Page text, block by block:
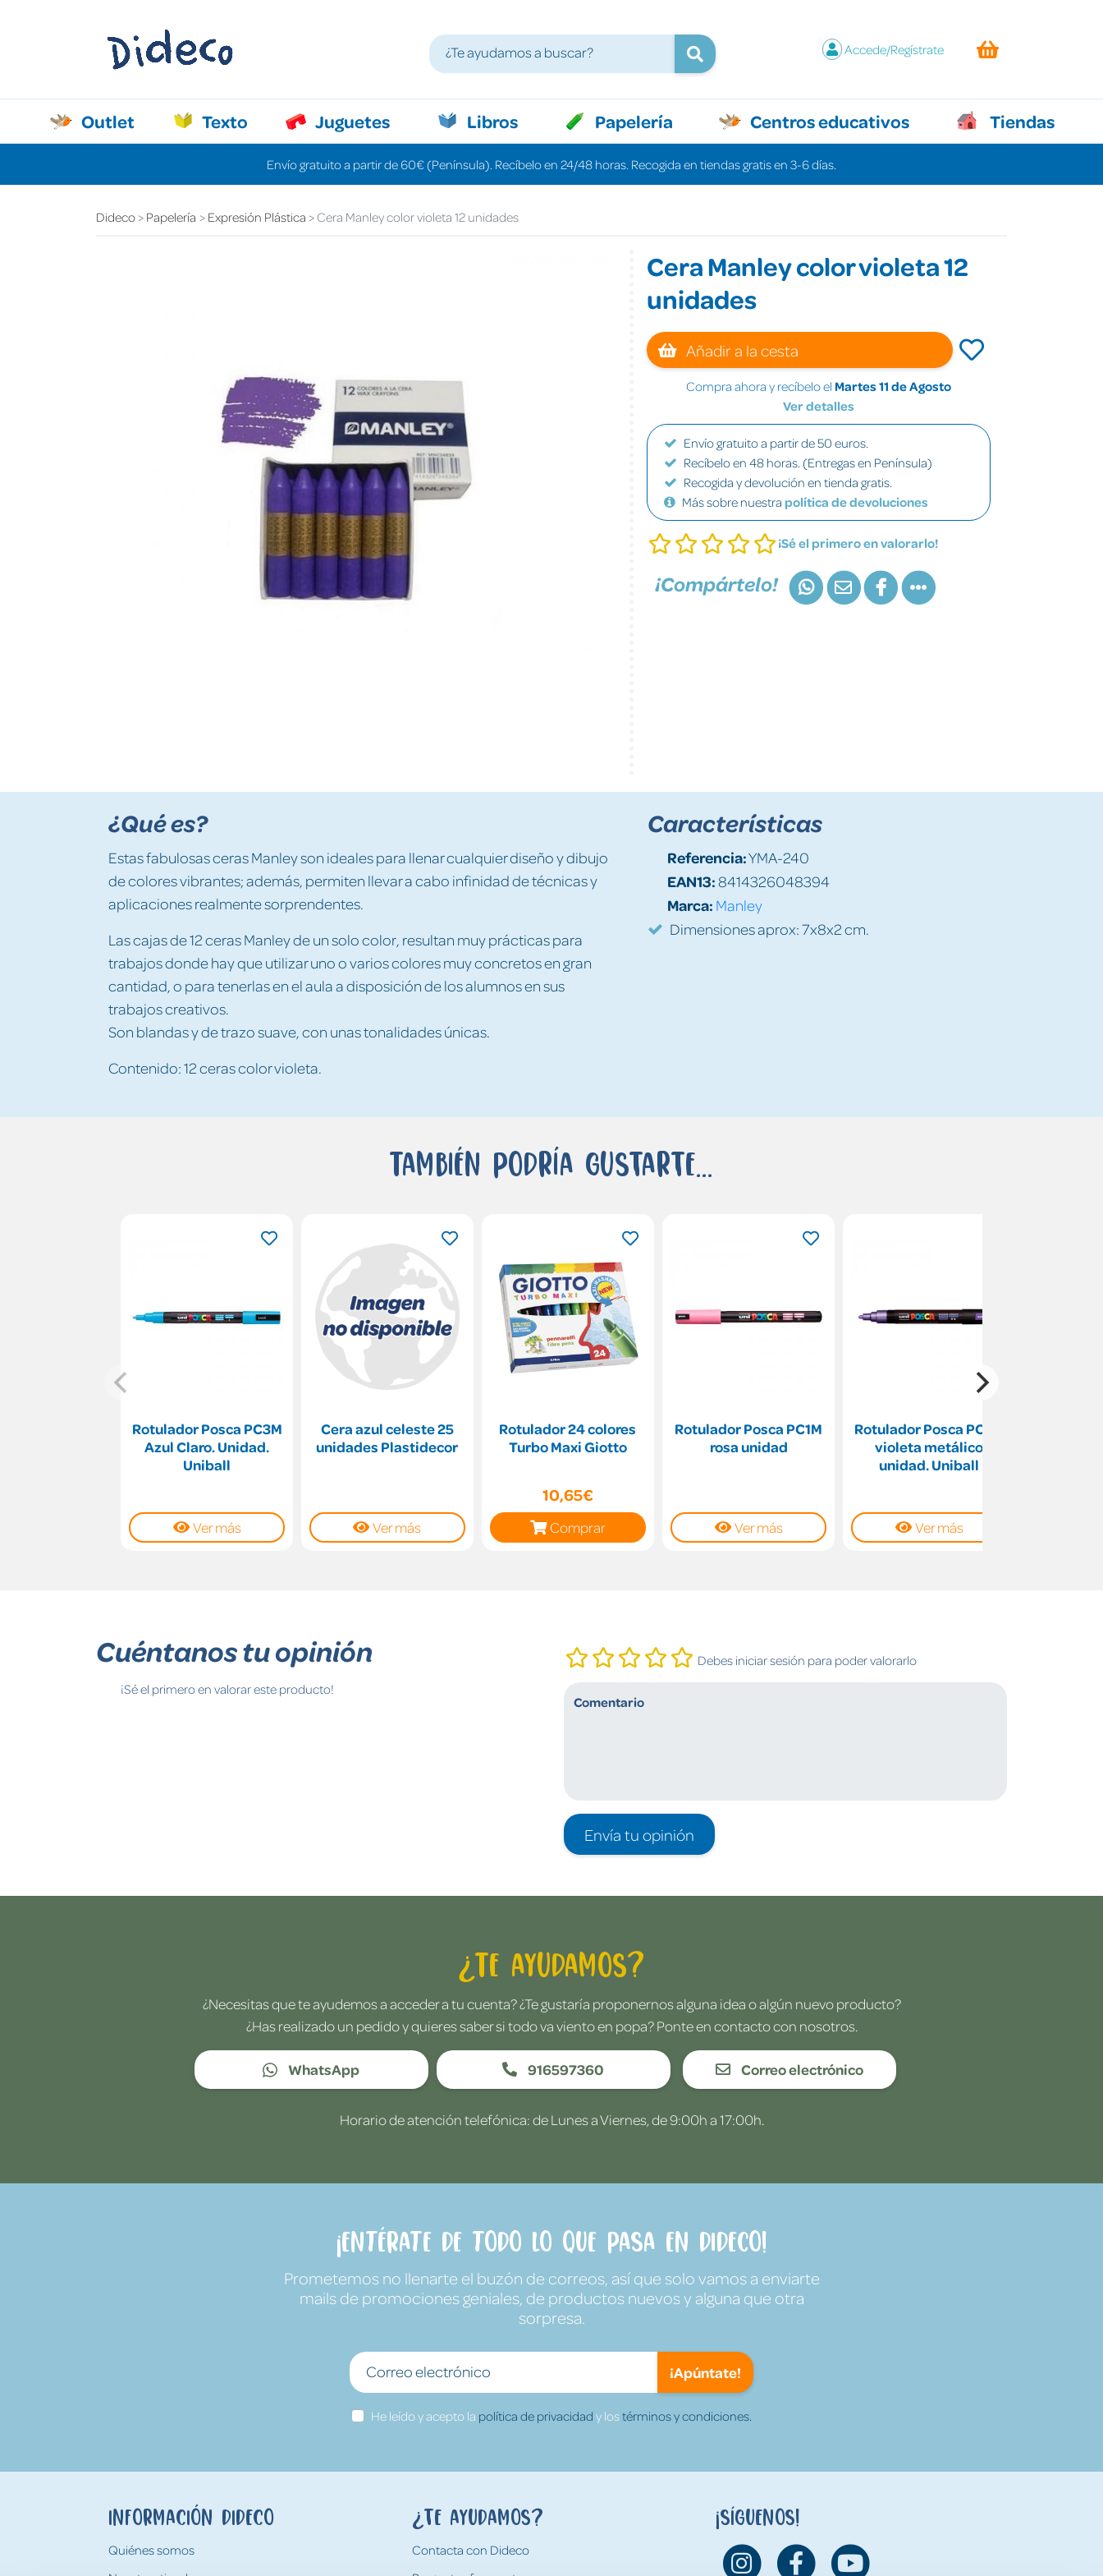
Accede/Regístrate
Outlet Texto Juguetes Libros Papelería Centros educativos Tiendas
Envío gratuito a partir de 60€ (Península). Recíbelo en 24/48 horas. Recogida en tiendas gratis en 3-6 días.
Dideco Papelería Expresión Plástica Cera Manley color violeta 12 unidades
Cera Manley color violeta 12
unidades
Añadir a la cesta
Compra ahora y recíbelo el Martes 11 de Agosto
Ver detalles
Envío gratuito a partir de 50 euros.
Recíbelo en 48 horas. (Entregas en Península)
Recogida y devolución en tienda gratis.
Más sobre nuestra política de devoluciones
¡Sé el primero en valorarlo!
¡Compártelo!
¿Qué es?
Estas fabulosas ceras Manley son ideales para llenar cualquier diseño y dibujo
de colores vibrantes; además, permiten llevar a cabo infinidad de técnicas y
aplicaciones realmente sorprendentes.
Las cajas de 12 ceras Manley de un solo color, resultan muy prácticas para
trabajos donde hay que utilizar uno o varios colores muy concretos en gran
cantidad, o para tenerlas en el aula a disposición de los alumnos en sus
trabajos creativos.
Son blandas y de trazo suave, con unas tonalidades únicas.
Contenido: 12 ceras color violeta.
Características
Referencia:YMA-240
EAN13:8414326048394
Marca: Manley
Dimensiones aprox: 7x8x2 cm.
También podría gustarte...
Rotulador Posca PC3M
Azul Claro. Unidad.
Uniball
Ver más
Cera azul celeste 25
unidades Plastidecor
Ver más
Rotulador 24 colores
Turbo Maxi Giotto
10,65€
Comprar
Rotulador Posca PC1M
rosa unidad
Ver más
Rotulador Posca PC5M
violeta metálico
unidad. Uniball
Ver más
Cuéntanos tu opinión
¡Sé el primero en valorar este producto!
Debes iniciar sesión para poder valorarlo
Envía tu opinión
¿Te ayudamos?
¿Necesitas que te ayudemos a acceder a tu cuenta? ¿Te gustaría proponernos alguna idea o algún nuevo producto?
¿Has realizado un pedido y quieres saber si todo va viento en popa? Ponte en contacto con nosotros.
WhatsApp 916597360 Correo electrónico
Horario de atención telefónica: de Lunes a Viernes, de 9:00h a 17:00h.
¡Entérate de todo lo que pasa en Dideco!
Prometemos no llenarte el buzón de correos, así que solo vamos a enviarte
mails de promociones geniales, de productos nuevos y alguna que otra
sorpresa.
¡Apúntate!
He leído y acepto la política de privacidad y lostérminos y condiciones.
Información Dideco
Quiénes somos
¿Te ayudamos?
Contacta con Dideco
¡Síguenos!